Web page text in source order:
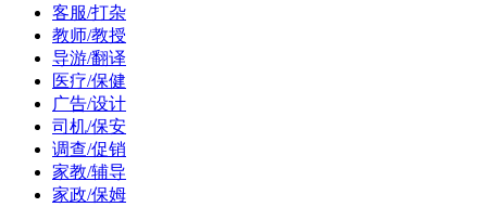
客服/打杂
教师/教授
导游/翻译
医疗/保健
广告/设计
司机/保安
调查/促销
家教/辅导
家政/保姆